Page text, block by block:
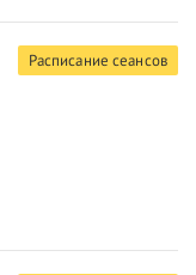
Расписание сеансов